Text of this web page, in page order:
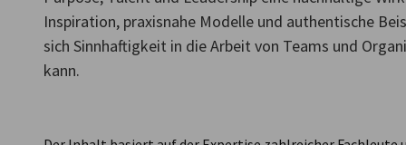
Czech Republic
Inspiration, praxisnahe Modelle und authentische
sich Sinnhaftigkeit in die Arbeit von Teams und
kann.